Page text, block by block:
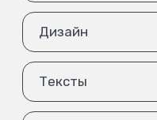
Дизайн
Тексты